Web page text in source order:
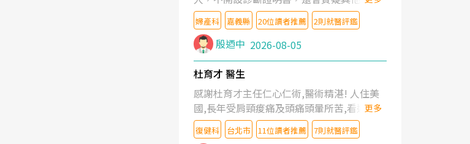
的判斷！
婦產科 嘉義縣 20位讀者推薦 2則就醫評鑑
殷迺中 2026-08-05
杜育才 醫生
感謝杜育才主任仁心仁術,醫術精湛! 人住美
國,長年受肩頸痠痛及頭痛頭暈所苦,看遍名醫
教授,做了各種檢查,也嘗試過西醫打針,中醫
針灸及物理徒手治療都沒有用,後來連吃到嗎
更多
復健科 台北市 11位讀者推薦 7則就醫評鑑